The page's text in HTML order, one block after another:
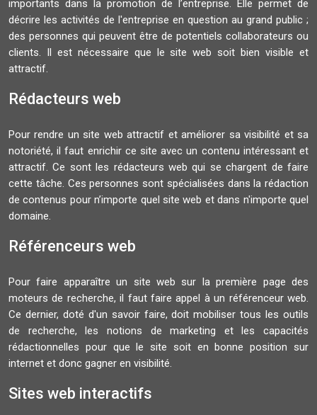
importants dans la promotion de l’entreprise. Elle permet de
décrire les activités de l'entreprise en question au grand public ;
des personnes qui peuvent être de potentiels collaborateurs ou
clients. Il est nécessaire que le site web soit bien visible et
attractif.
Rédacteurs web
Pour rendre un site web attractif et améliorer sa visibilité et sa
notoriété, il faut enrichir ce site avec un contenu intéressant et
attractif. Ce sont les rédacteurs web qui se chargent de faire
cette tâche. Ces personnes sont spécialisées dans la rédaction
de contenus pour n’importe quel site web et dans n'importe quel
domaine.
Référenceurs web
Pour faire apparaître un site web sur la première page des
moteurs de recherche, il faut faire appel à un référenceur web.
Ce dernier, doté d'un savoir faire, doit mobiliser tous les outils
de recherche, les notions de marketing et les capacités
rédactionnelles pour que le site soit en bonne position sur
internet et donc gagner en visibilité.
Sites web interactifs